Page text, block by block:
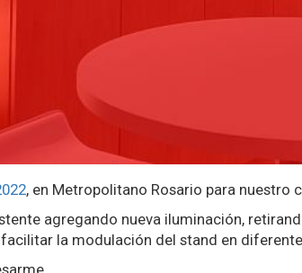
, en Metropolitano Rosario para nuestro
agregando nueva iluminación,
la modulación del stand en